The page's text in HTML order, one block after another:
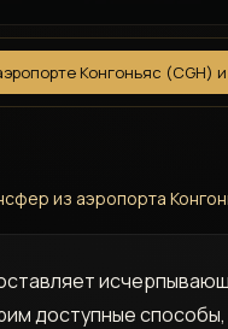
Конгоньяс (CGH)
из аэропорта
доступные